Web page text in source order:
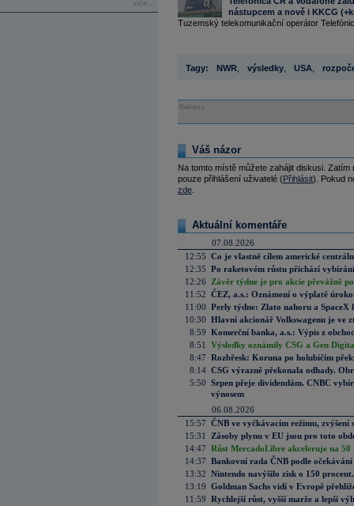
více...
nástupcem a nově i KKCG
Tuzemský telekomunikační operátor
Tagy: NWR výsledky USA
Reklama
Váš názor
Na tomto místě můžete zahájit diskusi.
pouze přihlášení uživatelé (Přihlásit). Pokud
zde
Aktuální komentáře
07.08.2026
12:55 Co je vlastně cílem americké
12:35 Po raketovém růstu přichází
12:26
Závěr týdne je pro akcie převážně
11:52 ČEZ, a.s.: Oznámení o výplatě
11:00 Perly týdne: Zlato nahoru a SpaceX
10:30 Hlavní akcionář Volkswagenu je ve
8:59 Komerční banka, a.s.: Výpis z
8:51
Výsledky oznámily CSG a Gen
8:47 Rozbřesk: Koruna po holubičím
8:14 CSG výrazně překonala odhady.
5:50 Srpen přeje dividendám. CNBC
výnosem
06.08.2026
15:57 ČNB ve vyčkávacím režimu, zvýšení
15:31
Zásoby plynu v EU jsou pro toto
14:47 Růst MercadoLibre akceleruje na
14:37 Bankovní rada ČNB podle
13:32 Nintendo navýšilo zisk o 150
13:19 Goldman Sachs vidí v Evropě
11:59 Rychlejší růst, vyšší marže a lepší